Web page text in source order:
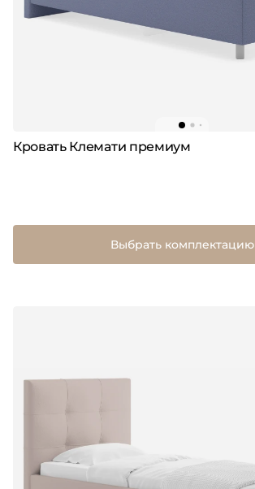
Кровать Клемати премиум
Выбрать комплектацию